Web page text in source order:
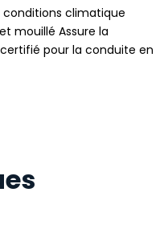
conditions climatique
mouillé Assure la
pour la conduite en